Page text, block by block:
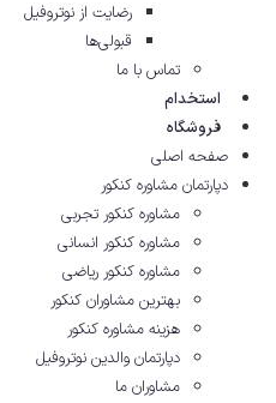
رضایت از نوتروفیل
قبولی‌ها
تماس با ما
استخدام
فروشگاه
صفحه اصلی
دپارتمان مشاوره کنکور
مشاوره کنکور تجربی
مشاوره کنکور انسانی
مشاوره کنکور ریاضی
بهترین مشاوران کنکور
هزینه مشاوره کنکور
دپارتمان والدین نوتروفیل
مشاوران ما